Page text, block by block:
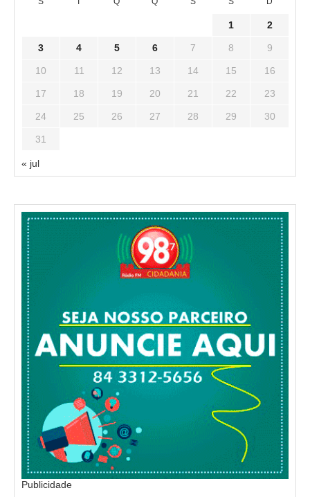
1 2
3 4 5 6 7 8 9
10 11 12 13 14 15 16
17 18 19 20 21 22 23
24 25 26 27 28 29 30
31
« jul
Publicidade